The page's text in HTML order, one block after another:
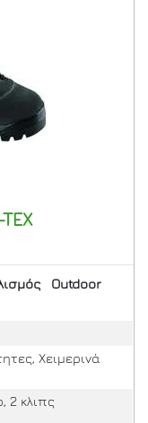
Outdoor
Χειμερινά
2 κλιπς